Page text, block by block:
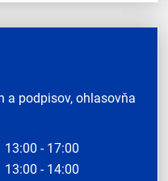
a podpisov, ohlasovňa
13:00 - 17:00
13:00 - 14:00